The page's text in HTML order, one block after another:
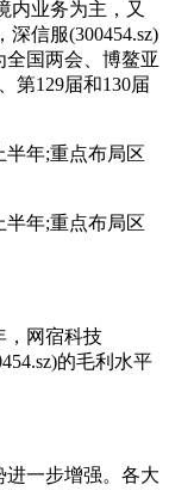
内业务为主，又
信服(300454.sz)
国两会、博鳌亚
第129届和130届
半年;重点布局区
半年;重点布局区
，网宿科技
的毛利水平
一步增强。各大